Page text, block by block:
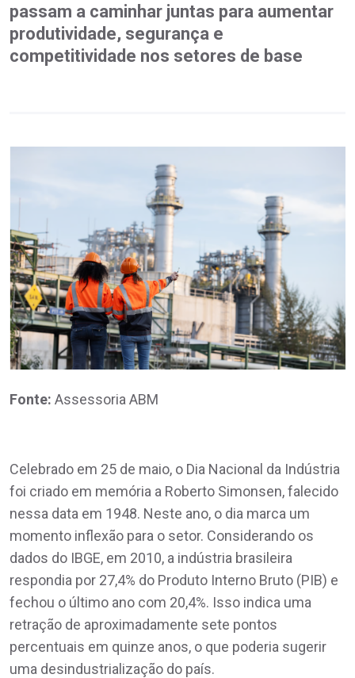
passam a caminhar juntas para aumentar
produtividade, segurança e
competitividade nos setores de base
Fonte: Assessoria ABM
Celebrado em 25 de maio, o Dia Nacional da Indústria
foi criado em memória a Roberto Simonsen, falecido
nessa data em 1948. Neste ano, o dia marca um
momento inflexão para o setor. Considerando os
dados do IBGE, em 2010, a indústria brasileira
respondia por 27,4% do Produto Interno Bruto (PIB) e
fechou o último ano com 20,4%. Isso indica uma
retração de aproximadamente sete pontos
percentuais em quinze anos, o que poderia sugerir
uma desindustrialização do país.